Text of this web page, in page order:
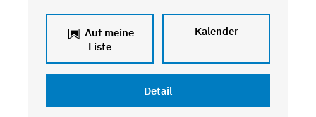
Auf meine
Liste
Kalender
Detail